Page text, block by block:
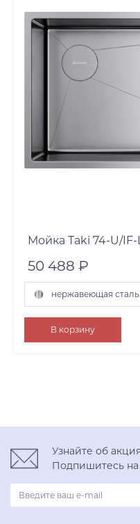
Мойка Taki 74-U/IF-
50 488 ₽
нержавеющая сталь
графит
нержавеющая сталь
В корзину
Узнайте об
Подпишитесь